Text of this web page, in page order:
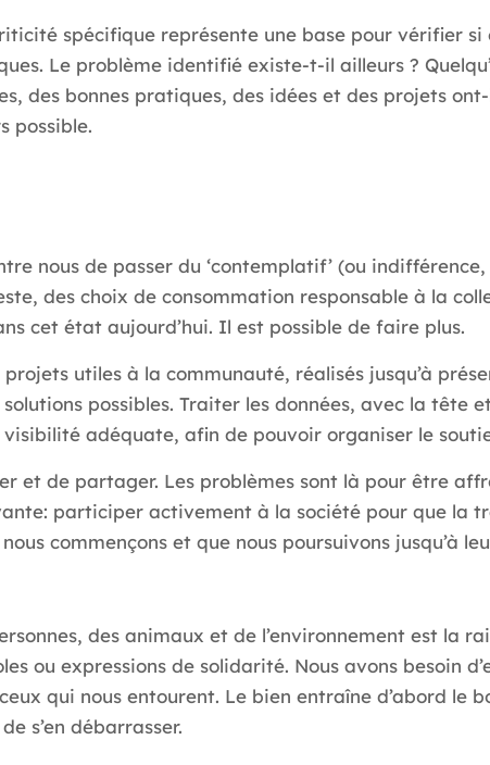
spécifique représente une base pour vérifier
Le problème identifié existe-t-il ailleurs ?
des bonnes pratiques, des idées et des projets
possible.
nous de passer du ‘contemplatif’ (ou
des choix de consommation responsable à la
cet état aujourd’hui. Il est possible de faire plus.
utiles à la communauté, réalisés jusqu’à
possibles. Traiter les données, avec la tête
adéquate, afin de pouvoir organiser le
et de partager. Les problèmes sont là pour être
participer activement à la société pour que la
commençons et que nous poursuivons jusqu’à
des animaux et de l’environnement est la
ou expressions de solidarité. Nous avons besoin
qui nous entourent. Le bien entraîne d’abord le
s’en débarrasser.